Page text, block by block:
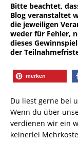
Bitte beachtet,
Blog veranstaltet
die jeweiligen
weder für Fehler,
dieses
der
merken
Du liest gerne bei
Wenn du über
verdienen wir ein
keinerlei